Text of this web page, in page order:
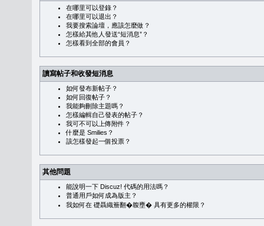
在哪里可以登錄？
在哪里可以退出？
我要搜索論壇，應該怎麼做？
怎樣給其他人發送“短消息”？
怎樣看到全部的會員？
讀寫帖子和收發短消息
如何發布新帖子？
如何回復帖子？
我能夠刪除主題嗎？
怎樣編輯自己發表的帖子？
我可不可以上傳附件？
什麼是 Smilies？
該怎樣發起一個投票？
其他問題
能說明一下 Discuz! 代碼的用法嗎？
普通用戶如何成為版主？
我如何在 礎聶織簷翻�䪖壅� 具有更多的權限？